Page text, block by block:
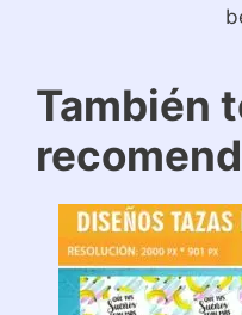
También